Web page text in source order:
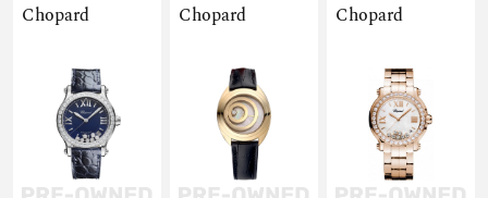
Chopard Chopard Chopard